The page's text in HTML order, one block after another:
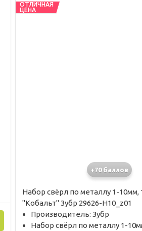
ОТЛИЧНАЯ
ЦЕНА
+70 баллов
Набор свёрл по металлу 1-10мм,
"Кобальт" Зубр 29626-H10_z01
Производитель: Зубр
Набор свёрл по металлу 1-